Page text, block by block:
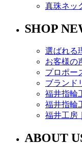
真珠ネッ
SHOP
選ばれる
お客様の
プロポー
ブランド
福井指輪
福井指輪
福井工房
ABOUT